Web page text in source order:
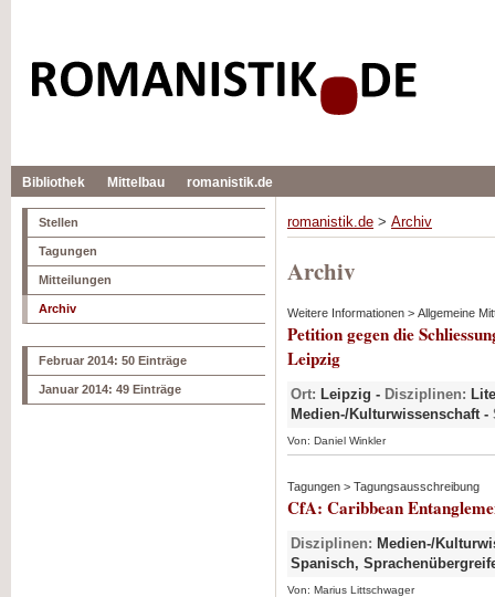
Bibliothek Mittelbau romanistik.de
Stellen
Tagungen
Mitteilungen
Archiv
Februar 2014: 50 Einträge
Januar 2014: 49 Einträge
romanistik.de > Archiv
Archiv
Weitere Informationen > Allgemeine
Petition gegen die
Leipzig
Ort: Leipzig - Disziplinen:
Medien-/Kulturwissenschaft -
Von: Daniel Winkler
Tagungen > Tagungsausschreibung
CfA: Caribbean
Disziplinen: Medien-/
Spanisch,
Von: Marius Littschwager